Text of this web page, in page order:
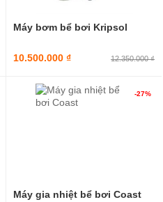
Máy bơm bể bơi Kripsol
10.500.000 ₫ 12.350.000 ₫
Máy gia nhiệt bể bơi Coast
-27%